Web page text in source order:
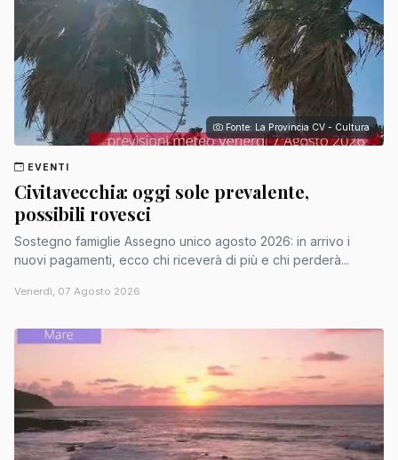
Fonte: La Provincia CV - Cultura
EVENTI
Civitavecchia: oggi sole prevalente,
possibili rovesci
Sostegno famiglie Assegno unico agosto 2026: in arrivo i
nuovi pagamenti, ecco chi riceverà di più e chi perderà...
Venerdì, 07 Agosto 2026